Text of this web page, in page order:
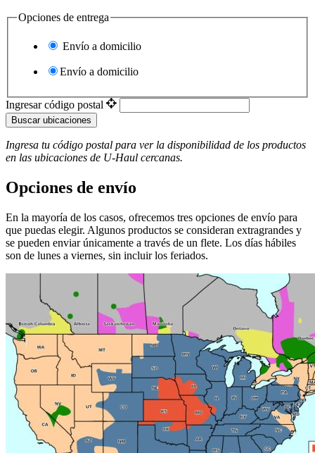
Opciones de entrega
Envío a domicilio
Envío a domicilio
Ingresar código postal
Buscar ubicaciones
Ingresa tu código postal para ver la disponibilidad de los productos
en las ubicaciones de U-Haul ​​​​​​​ cercanas.
Opciones de envío
En la mayoría de los casos, ofrecemos tres opciones de envío para
que puedas elegir. Algunos productos se consideran extragrandes y
se pueden enviar únicamente a través de un flete. Los días hábiles
son de lunes a viernes, sin incluir los feriados.